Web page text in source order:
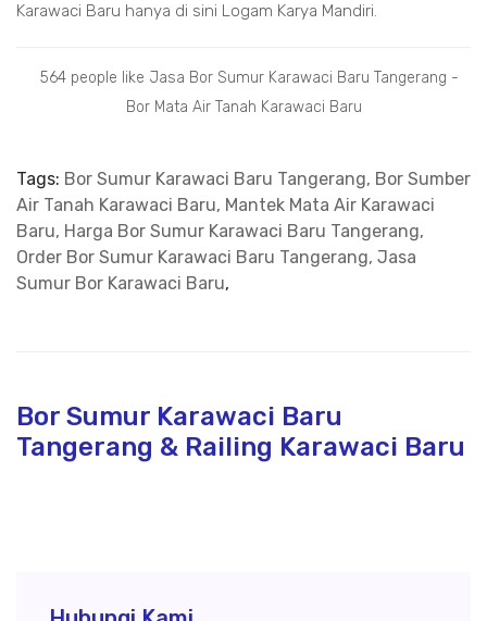
Karawaci Baru hanya di sini Logam Karya Mandiri.
564 people like Jasa Bor Sumur Karawaci Baru Tangerang -
Bor Mata Air Tanah Karawaci Baru
Tags: Bor Sumur Karawaci Baru Tangerang, Bor Sumber
Air Tanah Karawaci Baru, Mantek Mata Air Karawaci
Baru, Harga Bor Sumur Karawaci Baru Tangerang,
Order Bor Sumur Karawaci Baru Tangerang, Jasa
Sumur Bor Karawaci Baru,
Bor Sumur Karawaci Baru
Tangerang & Railing Karawaci Baru